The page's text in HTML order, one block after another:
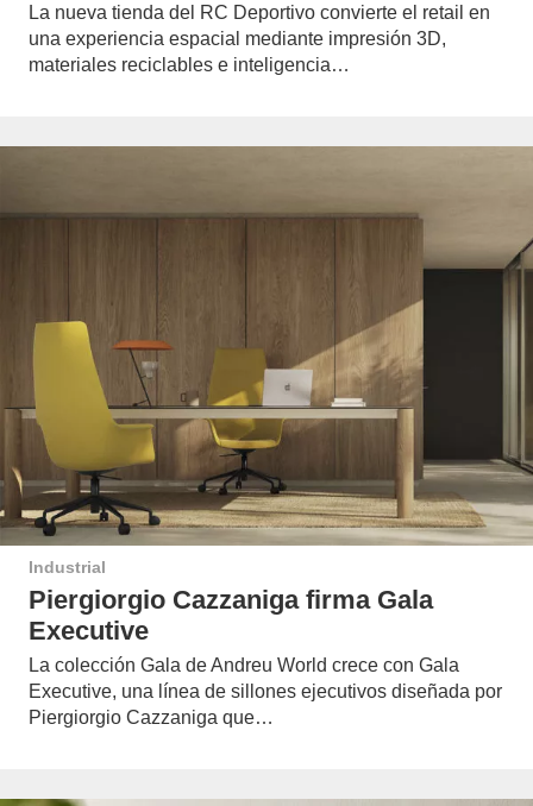
La nueva tienda del RC Deportivo convierte el retail en
una experiencia espacial mediante impresión 3D,
materiales reciclables e inteligencia…
Industrial
Piergiorgio Cazzaniga firma Gala
Executive
La colección Gala de Andreu World crece con Gala
Executive, una línea de sillones ejecutivos diseñada por
Piergiorgio Cazzaniga que…